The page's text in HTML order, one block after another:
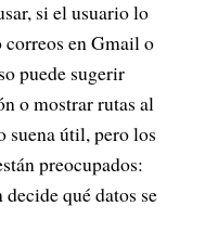
si el usuario lo
correos en Gmail o
puede sugerir
o mostrar rutas al
suena útil, pero los
preocupados:
qué datos se